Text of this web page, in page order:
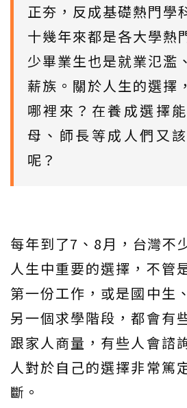
正夯，反成基礎熱門學
十幾年來都是各大學熱
少畢業生也是就業氾濫
薪族。關於人生的選擇
哪裡來？在養成選擇
母、師長等成人們又
呢？
每年到了7、8月，台灣不
人生中重要的選擇，不管
第一份工作，或是國中生
另一個求學階段，都會有
跟家人商量，有些人會諮
人對於自己的選擇非常篤
斷。